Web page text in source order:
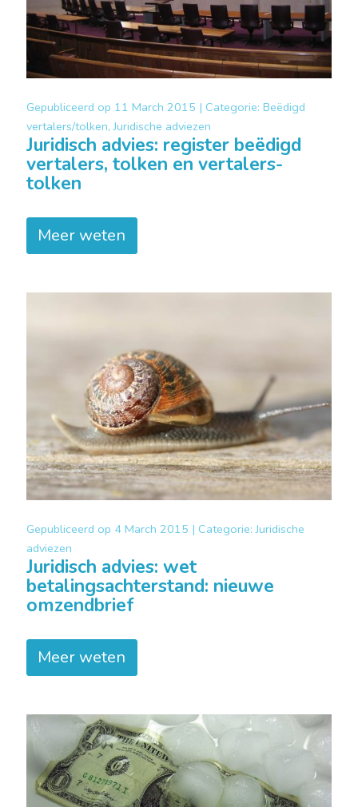
Gepubliceerd op 11 March 2015 | Categorie: Beëdigd
vertalers/tolken, Juridische adviezen
Juridisch advies: register beëdigd
vertalers, tolken en vertalers-
tolken
Meer weten
Gepubliceerd op 4 March 2015 | Categorie:Juridische
adviezen
Juridisch advies: wet
betalingsachterstand: nieuwe
omzendbrief
Meer weten